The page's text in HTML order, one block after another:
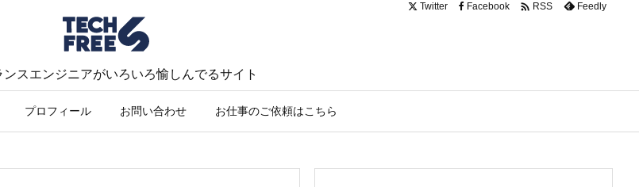
ンスエンジニアがいろいろ愉しんでるサイト
プロフィール お問い合わせ お仕事のご依頼はこちら
Twitter Facebook  RSS Feedly